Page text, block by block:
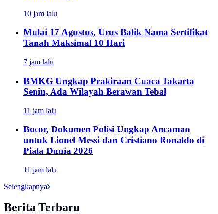
10 jam lalu
Mulai 17 Agustus, Urus Balik Nama Sertifikat
Tanah Maksimal 10 Hari
7 jam lalu
BMKG Ungkap Prakiraan Cuaca Jakarta
Senin, Ada Wilayah Berawan Tebal
11 jam lalu
Bocor, Dokumen Polisi Ungkap Ancaman
untuk Lionel Messi dan Cristiano Ronaldo di
Piala Dunia 2026
11 jam lalu
Selengkapnya
Berita Terbaru